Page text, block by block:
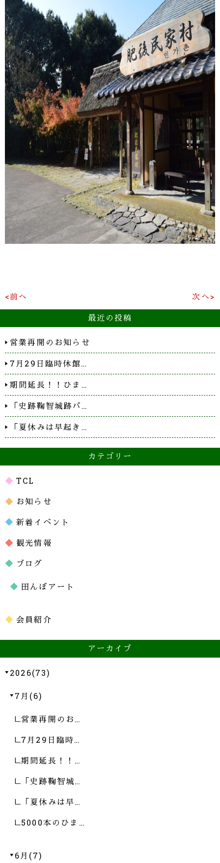
<前へ 次へ>
最近の投稿
営業再開のお知らせ
7月29日臨時休館…
期間延長！！ひま…
「史跡鞠智城跡パ…
「夏休みは早起き…
カテゴリー
TCL
お知らせ
新着イベント
観光情報
ブログ
田んぼアート
会員紹介
アーカイブ
2026(73)
7月(6)
営業再開のお…
7月29日臨時…
期間延長！！…
「史跡鞠智城…
「夏休みは早…
5000本のひま…
6月(7)